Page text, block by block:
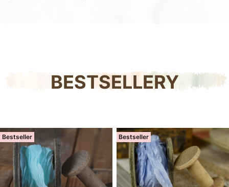
BESTSELLERY
Bestseller Bestseller